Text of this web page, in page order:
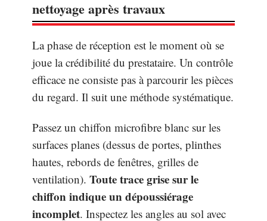
nettoyage après travaux
La phase de réception est le moment où se
joue la crédibilité du prestataire. Un contrôle
efficace ne consiste pas à parcourir les pièces
du regard. Il suit une méthode systématique.
Passez un chiffon microfibre blanc sur les
surfaces planes (dessus de portes, plinthes
hautes, rebords de fenêtres, grilles de
ventilation). Toute trace grise sur le
chiffon indique un dépoussiérage
incomplet. Inspectez les angles au sol avec